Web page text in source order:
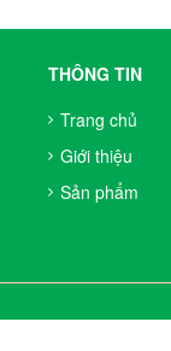
THÔNG TIN
Trang chủ
Giới thiệu
Sản phẩm